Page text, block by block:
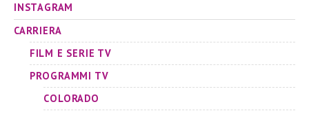
INSTAGRAM
CARRIERA
FILM E SERIE TV
PROGRAMMI TV
COLORADO